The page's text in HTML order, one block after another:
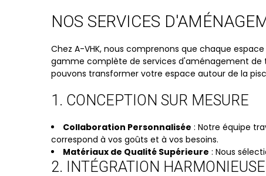
NOS SERVICES
Chez A-VHK, nous comprenons que chaque
gamme complète de services d'aménagement de
pouvons transformer votre espace autour de la
1. CONCEPTION SUR MESURE
Collaboration Personnalisée : Notre équipe
correspond à vos goûts et à vos besoins.
Matériaux de Qualité Supérieure : Nous
2. INTÉGRATION HARMONIEUSE